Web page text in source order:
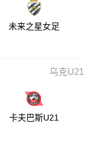
未来之星女足
乌克U21
卡夫巴斯U21